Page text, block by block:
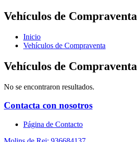
Vehículos de Compraventa
Inicio
Vehículos de Compraventa
Vehículos de Compraventa
No se encontraron resultados.
Contacta con nosotros
Página de Contacto